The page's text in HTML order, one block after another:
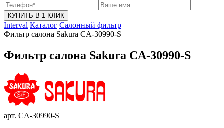
КУПИТЬ В 1 КЛИК
Interval Каталог Салонный фильтр
Фильтр салона Sakura CA-30990-S
Фильтр салона Sakura CA-30990-S
арт. CA-30990-S